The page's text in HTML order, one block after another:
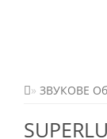
ЗВУКОВЕ